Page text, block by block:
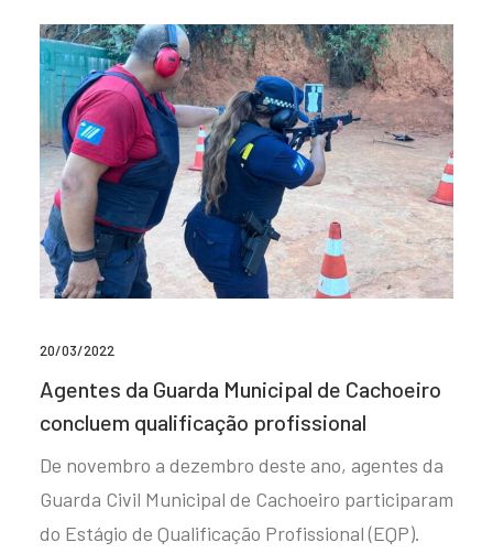
20/03/2022
Agentes da Guarda Municipal de Cachoeiro
concluem qualificação profissional
De novembro a dezembro deste ano, agentes da
Guarda Civil Municipal de Cachoeiro participaram
do Estágio de Qualificação Profissional (EQP).